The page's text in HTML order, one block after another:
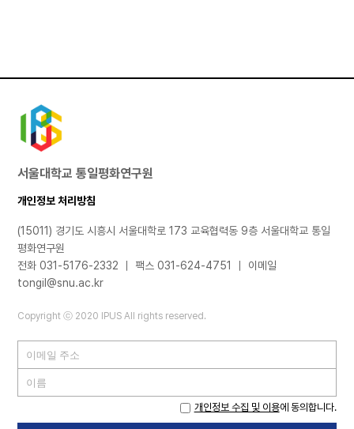
서울대학교 통일평화연구원
개인정보 처리방침
(15011) 경기도 시흥시 서울대학로 173 교육협력동 9층 서울대학교 통일
평화연구원
전화 031-5176-2332 ｜ 팩스 031-624-4751 ｜ 이메일
tongil@snu.ac.kr
Copyright ⓒ 2020 IPUS All rights reserved.
개인정보 수집 및 이용에 동의합니다.